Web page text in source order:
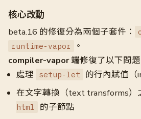
核心改動
beta.16 的修復分為兩個子套件：
runtime-vapor
。
compiler-vapor 端修復了以下問題
處理
setup-let
的行內賦值（
在文字轉換（text transforms）
html
的子節點